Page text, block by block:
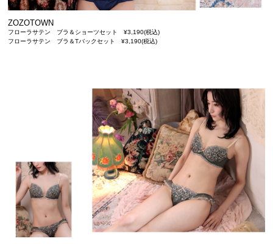
ZOZOTOWN
フローラサテン ブラ＆ショーツセット ¥3,190(税込)
フローラサテン ブラ＆Tバックセット ¥3,190(税込)